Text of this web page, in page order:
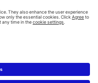
Instagram